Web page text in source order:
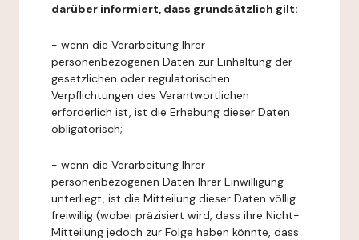
darüber informiert, dass grundsätzlich gilt:
- wenn die Verarbeitung Ihrer
personenbezogenen Daten zur Einhaltung der
gesetzlichen oder regulatorischen
Verpflichtungen des Verantwortlichen
erforderlich ist, ist die Erhebung dieser Daten
obligatorisch;
- wenn die Verarbeitung Ihrer
personenbezogenen Daten Ihrer Einwilligung
unterliegt, ist die Mitteilung dieser Daten völlig
freiwillig (wobei präzisiert wird, dass ihre Nicht-
Mitteilung jedoch zur Folge haben könnte, dass